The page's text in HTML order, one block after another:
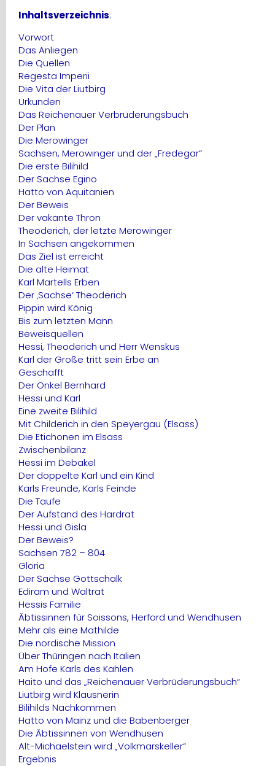
Inhaltsverzeichnis:
Vorwort
Das Anliegen
Die Quellen
Regesta Imperii
Die Vita der Liutbirg
Urkunden
Das Reichenauer Verbrüderungsbuch
Der Plan
Die Merowinger
Sachsen, Merowinger und der „Fredegar“
Die erste Bilihild
Der Sachse Egino
Hatto von Aquitanien
Der Beweis
Der vakante Thron
Theoderich, der letzte Merowinger
In Sachsen angekommen
Das Ziel ist erreicht
Die alte Heimat
Karl Martells Erben
Der ‚Sachse‘ Theoderich
Pippin wird König
Bis zum letzten Mann
Beweisquellen
Hessi, Theoderich und Herr Wenskus
Karl der Große tritt sein Erbe an
Geschafft
Der Onkel Bernhard
Hessi und Karl
Eine zweite Bilihild
Mit Childerich in den Speyergau (Elsass)
Die Etichonen im Elsass
Zwischenbilanz
Hessi im Debakel
Der doppelte Karl und ein Kind
Karls Freunde, Karls Feinde
Die Taufe
Der Aufstand des Hardrat
Hessi und Gisla
Der Beweis?
Sachsen 782 – 804
Gloria
Der Sachse Gottschalk
Ediram und Waltrat
Hessis Familie
Äbtissinnen für Soissons, Herford und Wendhusen
Mehr als eine Mathilde
Die nordische Mission
Über Thüringen nach Italien
Am Hofe Karls des Kahlen
Haito und das „Reichenauer Verbrüderungsbuch“
Liutbirg wird Klausnerin
Bilihilds Nachkommen
Hatto von Mainz und die Babenberger
Die Äbtissinnen von Wendhusen
Alt-Michaelstein wird „Volkmarskeller“
Ergebnis